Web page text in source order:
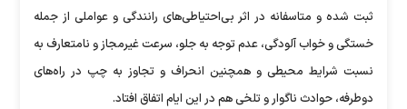
ثبت شده و متاسفانه در اثر بی‌احتیاطی‌های رانندگی و عواملی از جمله
خستگی و خواب آلودگی، عدم توجه به جلو، سرعت غیرمجاز و نامتعارف به
نسبت شرایط محیطی و همچنین انحراف و تجاوز به چپ در راه‌های
دوطرفه، حوادث ناگوار و تلخی هم در این ایام اتفاق افتاد.